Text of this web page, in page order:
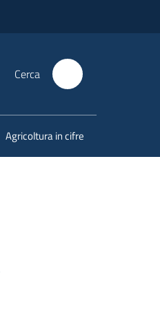
Cerca
Agricoltura in cifre